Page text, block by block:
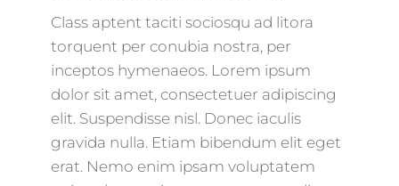
Class aptent taciti sociosqu ad litora
torquent per conubia nostra, per
inceptos hymenaeos. Lorem ipsum
dolor sit amet, consectetuer adipiscing
elit. Suspendisse nisl. Donec iaculis
gravida nulla. Etiam bibendum elit eget
erat. Nemo enim ipsam voluptatem